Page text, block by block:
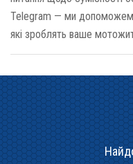
Telegram — ми
які зроблять ваше